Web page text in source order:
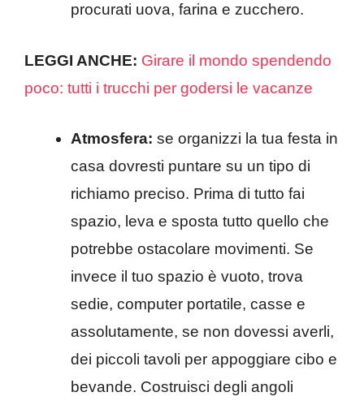
procurati uova, farina e zucchero.
LEGGI ANCHE: Girare il mondo spendendo
poco: tutti i trucchi per godersi le vacanze
Atmosfera: se organizzi la tua festa in
casa dovresti puntare su un tipo di
richiamo preciso. Prima di tutto fai
spazio, leva e sposta tutto quello che
potrebbe ostacolare movimenti. Se
invece il tuo spazio è vuoto, trova
sedie, computer portatile, casse e
assolutamente, se non dovessi averli,
dei piccoli tavoli per appoggiare cibo e
bevande. Costruisci degli angoli